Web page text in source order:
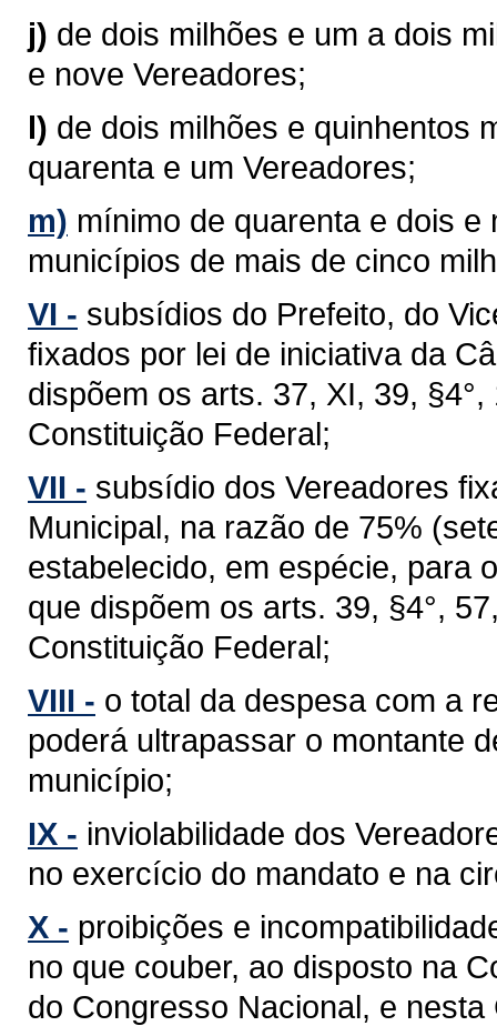
j) de dois milhões e um a dois
e nove Vereadores;
l) de dois milhões e quinhentos
quarenta e um Vereadores;
m) mínimo de quarenta e dois
municípios de mais de cinco
VI - subsídios do Prefeito, do
ﬁxados por lei de iniciativa da
dispõem os arts. 37, XI, 39,
Constituição Federal;
VII - subsídio dos Vereadores
Municipal, na razão de 75%
estabelecido, em espécie, para
que dispõem os arts. 39, §4°,
Constituição Federal;
VIII - o total da despesa com a
poderá ultrapassar o montante
município;
IX - inviolabilidade dos
no exercício do mandato e na
X - proibições e
no que couber, ao disposto na
do Congresso Nacional, e